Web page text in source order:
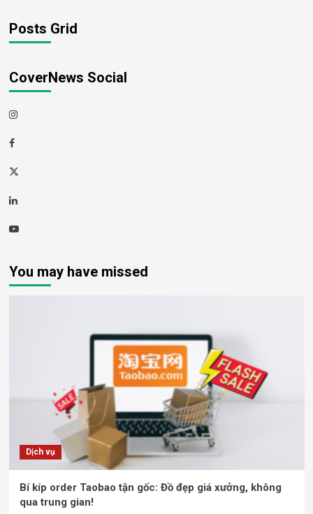
Posts Grid
CoverNews Social
Instagram
Facebook
Twitter
Linkedin
Youtube
You may have missed
Dịch vụ
Bí kíp order Taobao tận gốc: Đồ đẹp giá xưởng, không
qua trung gian!